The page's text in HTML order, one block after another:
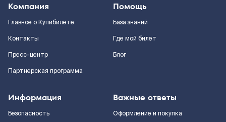
Компания
Главное о Купибилете
Контакты
Пресс-центр
Партнерская программа
Помощь
База знаний
Где мой билет
Блог
Информация
Безопасность
Важные ответы
Оформление и покупка